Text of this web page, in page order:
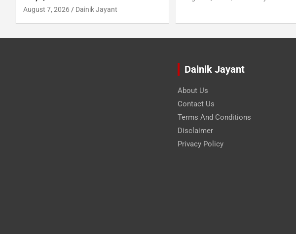
August 7, 2026 Dainik Jayant
Dainik Jayant
About Us
Contact Us
Terms And Conditions
Disclaimer
Privacy Policy